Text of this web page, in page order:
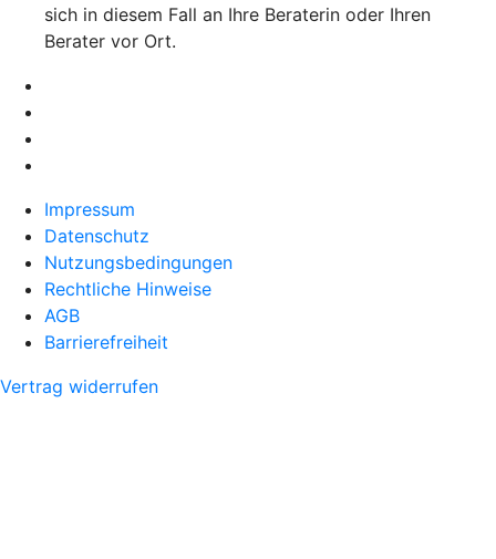
sich in diesem Fall an Ihre Beraterin oder Ihren
Berater vor Ort.
Impressum
Datenschutz
Nutzungsbedingungen
Rechtliche Hinweise
AGB
Barrierefreiheit
Vertrag widerrufen